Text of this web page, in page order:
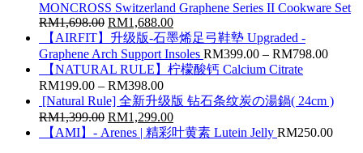
MONCROSS Switzerland Graphene Series II Cookware Set
RM1,698.00 RM1,688.00
【AIRFIT】升级版-石墨烯足弓鞋墊 Upgraded -
Graphene Arch Support Insoles RM399.00 – RM798.00
【NATURAL RULE】柠檬酸钙 Calcium Citrate
RM199.00 – RM398.00
[Natural Rule] 全新升级版 钻石条纹炭の湯鍋( 24cm )
RM1,399.00 RM1,299.00
【AMI】- Arenes | 精彩叶黄素 Lutein Jelly RM250.00